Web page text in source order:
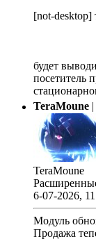
[not-desktop]
будет
посетитель
TeraMoune
TeraMoune
6-07-2026,
Модуль
Продажа